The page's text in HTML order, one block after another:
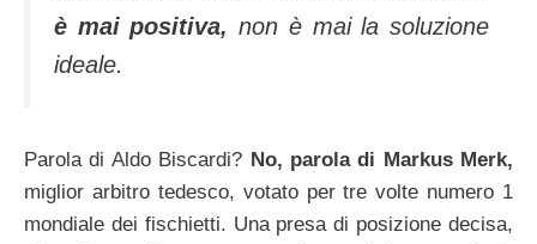
è mai positiva, non è mai la soluzione
ideale.
Parola di Aldo Biscardi? No, parola di Markus Merk,
miglior arbitro tedesco, votato per tre volte numero 1
mondiale dei fischietti. Una presa di posizione decisa,